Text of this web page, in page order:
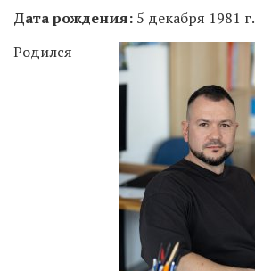
Дата рождения: 5 декабря 1981 г.
Родился